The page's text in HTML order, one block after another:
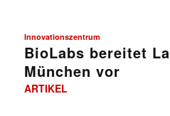
Innovationszentrum
BioLabs bereitet
München vor
ARTIKEL